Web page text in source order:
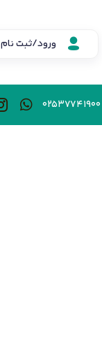
ورود/ثبت نام
02537741900